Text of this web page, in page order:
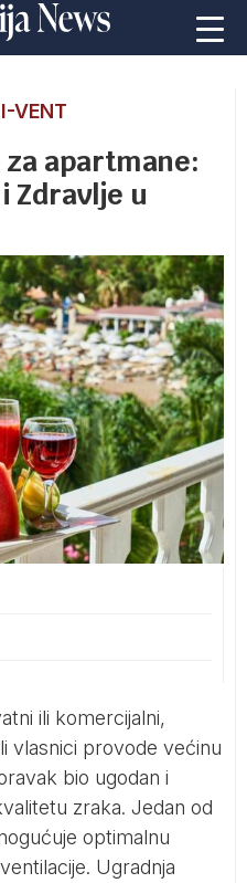
VENT
apartmane:
Zdravlje u
ili komercijalni,
vlasnici provode većinu
bio ugodan i
zraka. Jedan od
optimalnu
Ugradnja